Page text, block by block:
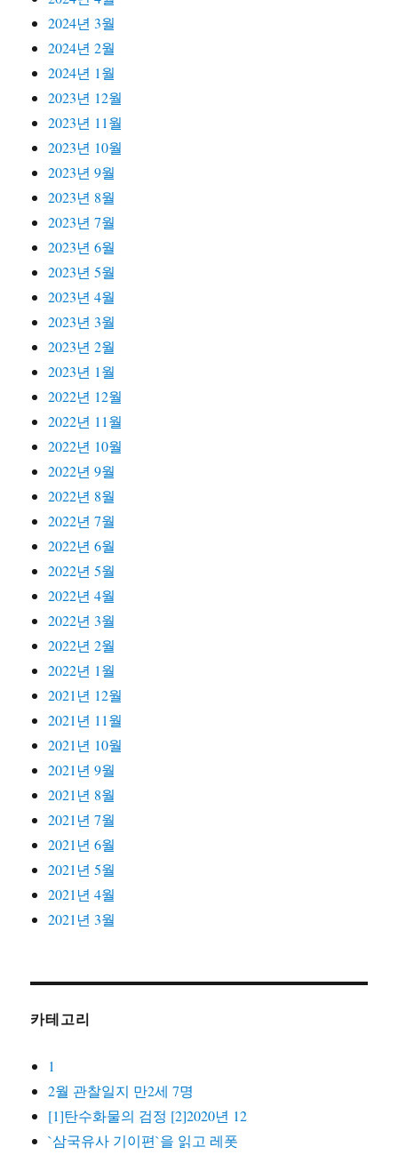
2024년 3월
2024년 2월
2024년 1월
2023년 12월
2023년 11월
2023년 10월
2023년 9월
2023년 8월
2023년 7월
2023년 6월
2023년 5월
2023년 4월
2023년 3월
2023년 2월
2023년 1월
2022년 12월
2022년 11월
2022년 10월
2022년 9월
2022년 8월
2022년 7월
2022년 6월
2022년 5월
2022년 4월
2022년 3월
2022년 2월
2022년 1월
2021년 12월
2021년 11월
2021년 10월
2021년 9월
2021년 8월
2021년 7월
2021년 6월
2021년 5월
2021년 4월
2021년 3월
카테고리
1
2월 관찰일지 만2세 7명
[1]탄수화물의 검정 [2]2020년 12
`삼국유사 기이편`을 읽고 레폿